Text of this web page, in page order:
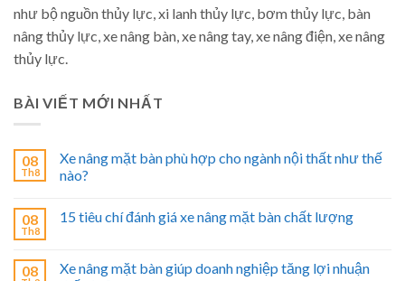
như bộ nguồn thủy lực, xi lanh thủy lực, bơm thủy lực, bàn
nâng thủy lực, xe nâng bàn, xe nâng tay, xe nâng điện, xe nâng
thủy lực.
BÀI VIẾT MỚI NHẤT
08
Th8
Xe nâng mặt bàn phù hợp cho ngành nội thất như thế
nào?
08
Th8
15 tiêu chí đánh giá xe nâng mặt bàn chất lượng
08
Xe nâng mặt bàn giúp doanh nghiệp tăng lợi nhuận